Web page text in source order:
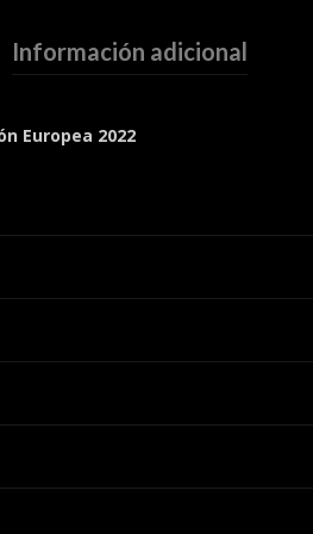
Información adicional
Europea 2022